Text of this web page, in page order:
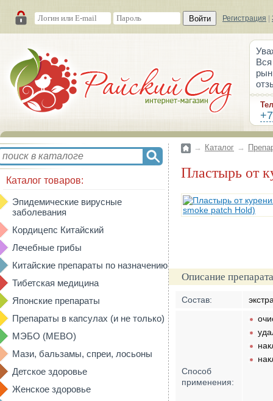
Войти Регистрация
Каталог товаров:
Эпидемические вирусные
заболевания
Кордицепс Китайский
Лечебные грибы
Китайские препараты по назначению
Тибетская медицина
Японские препараты
Препараты в капсулах (и не только)
МЭБО (MEBO)
Мази, бальзамы, спреи, лосьоны
Детское здоровье
Женское здоровье
→ Каталог →
Пластырь
Описание
Состав:
Способ
применения: